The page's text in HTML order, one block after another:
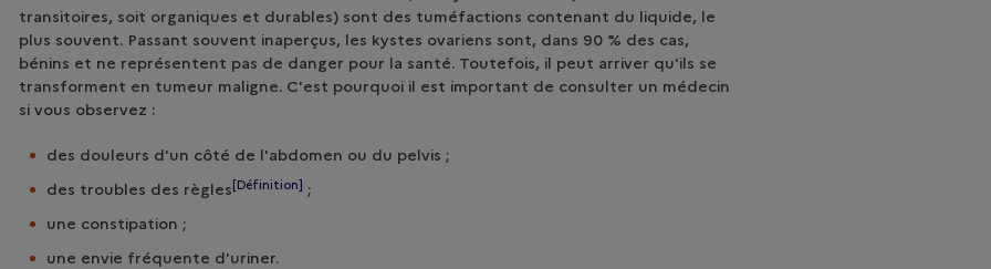
transitoires, soit organiques et durables) sont des tuméfactions contenant du liquide, le
plus souvent. Passant souvent inaperçus, les kystes ovariens sont, dans 90 % des cas,
bénins et ne représentent pas de danger pour la santé. Toutefois, il peut arriver qu'ils se
transforment en tumeur maligne. C'est pourquoi il est important de consulter un médecin
si vous observez :
des douleurs d'un côté de l'abdomen ou du pelvis ;
des troubles des règles [Définition] ;
une constipation ;
une envie fréquente d'uriner.